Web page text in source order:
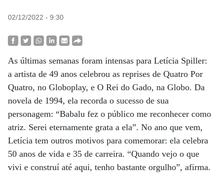
02/12/2022 - 9:30
As últimas semanas foram intensas para Letícia Spiller:
a artista de 49 anos celebrou as reprises de Quatro Por
Quatro, no Globoplay, e O Rei do Gado, na Globo. Da
novela de 1994, ela recorda o sucesso de sua
personagem: “Babalu fez o público me reconhecer como
atriz. Serei eternamente grata a ela”. No ano que vem,
Letícia tem outros motivos para comemorar: ela celebra
50 anos de vida e 35 de carreira. “Quando vejo o que
vivi e construí até aqui, tenho bastante orgulho”, afirma.